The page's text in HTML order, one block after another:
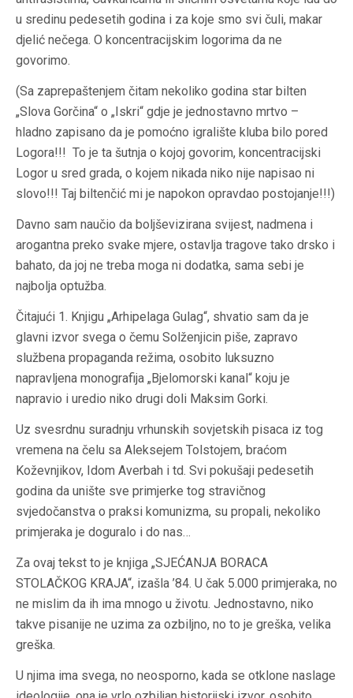
u sredinu pedesetih godina i za koje smo svi čuli, makar
djelić nečega. O koncentracijskim logorima da ne
govorimo.
(Sa zaprepaštenjem čitam nekoliko godina star bilten
„Slova Gorčina“ o „Iskri“ gdje je jednostavno mrtvo –
hladno zapisano da je pomoćno igralište kluba bilo pored
Logora!!! To je ta šutnja o kojoj govorim, koncentracijski
Logor u sred grada, o kojem nikada niko nije napisao ni
slovo!!! Taj biltenčić mi je napokon opravdao postojanje!!!)
Davno sam naučio da boljševizirana svijest, nadmena i
arogantna preko svake mjere, ostavlja tragove tako drsko i
bahato, da joj ne treba moga ni dodatka, sama sebi je
najbolja optužba.
Čitajući 1. Knjigu „Arhipelaga Gulag“, shvatio sam da je
glavni izvor svega o čemu Solženjicin piše, zapravo
službena propaganda režima, osobito luksuzno
napravljena monografija „Bjelomorski kanal“ koju je
napravio i uredio niko drugi doli Maksim Gorki.
Uz svesrdnu suradnju vrhunskih sovjetskih pisaca iz tog
vremena na čelu sa Aleksejem Tolstojem, braćom
Koževnjikov, Idom Averbah i td. Svi pokušaji pedesetih
godina da unište sve primjerke tog stravičnog
svjedočanstva o praksi komunizma, su propali, nekoliko
primjeraka je doguralo i do nas…
Za ovaj tekst to je knjiga „SJEĆANJA BORACA
STOLAČKOG KRAJA“, izašla ’84. U čak 5.000 primjeraka, no
ne mislim da ih ima mnogo u životu. Jednostavno, niko
takve pisanije ne uzima za ozbiljno, no to je greška, velika
greška.
U njima ima svega, no neosporno, kada se otklone naslage